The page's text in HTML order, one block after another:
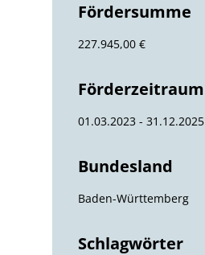
Fördersumme
227.945,00 €
Förderzeitraum
01.03.2023 - 31.12.2025
Bundesland
Baden-Württemberg
Schlagwörter